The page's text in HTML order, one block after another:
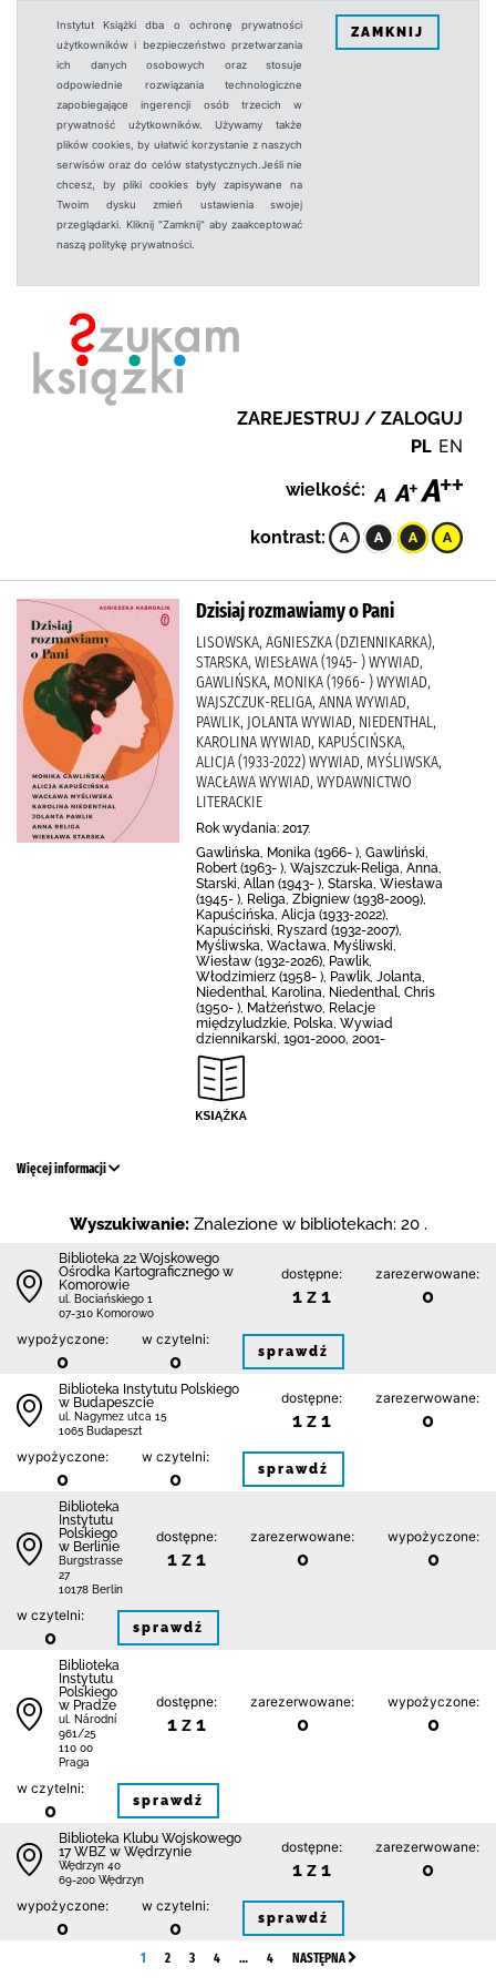
Instytut Książki dba o ochronę prywatności
użytkowników i bezpieczeństwo przetwarzania
ich danych osobowych oraz stosuje
odpowiednie rozwiązania technologiczne
zapobiegające ingerencji osób trzecich w
prywatność użytkowników. Używamy także
plików cookies, by ułatwić korzystanie z naszych
serwisów oraz do celów statystycznych.Jeśli nie
chcesz, by pliki cookies były zapisywane na
Twoim dysku zmień ustawienia swojej
przeglądarki. Kliknij "Zamknij" aby zaakceptować
naszą politykę prywatności.
ZAMKNIJ
ZAREJESTRUJ / ZALOGUJ
PL EN
wielkość:
kontrast:
Dzisiaj rozmawiamy o Pani
LISOWSKA, AGNIESZKA (DZIENNIKARKA),
STARSKA, WIESŁAWA (1945- ) WYWIAD,
GAWLIŃSKA, MONIKA (1966- ) WYWIAD,
WAJSZCZUK-RELIGA, ANNA WYWIAD,
PAWLIK, JOLANTA WYWIAD, NIEDENTHAL,
KAROLINA WYWIAD, KAPUŚCIŃSKA,
ALICJA (1933-2022) WYWIAD, MYŚLIWSKA,
WACŁAWA WYWIAD, WYDAWNICTWO
LITERACKIE
Rok wydania: 2017.
Gawlińska, Monika (1966- ), Gawliński,
Robert (1963- ), Wajszczuk-Religa, Anna,
Starski, Allan (1943- ), Starska, Wiesława
(1945- ), Religa, Zbigniew (1938-2009),
Kapuścińska, Alicja (1933-2022),
Kapuściński, Ryszard (1932-2007),
Myśliwska, Wacława, Myśliwski,
Wiesław (1932-2026), Pawlik,
Włodzimierz (1958- ), Pawlik, Jolanta,
Niedenthal, Karolina, Niedenthal, Chris
(1950- ), Małżeństwo, Relacje
międzyludzkie, Polska, Wywiad
dziennikarski, 1901-2000, 2001-
Więcej informacji
Wyszukiwanie: Znalezione w bibliotekach: 20 .
Biblioteka 22 Wojskowego
Ośrodka Kartograficznego w
Komorowie
ul. Bociańskiego 1
07-310 Komorowo
dostępne:
1 z 1
zarezerwowane:
0
wypożyczone:
0
w czytelni:
0 sprawdź
Biblioteka Instytutu Polskiego
w Budapeszcie
ul. Nagymez utca 15
1065 Budapeszt
dostępne:
1 z 1
zarezerwowane:
0
wypożyczone:
0
w czytelni:
0 sprawdź
Biblioteka
Instytutu
Polskiego
w Berlinie
Burgstrasse
27
10178 Berlin
dostępne:
1 z 1
zarezerwowane:
0
wypożyczone:
0
w czytelni:
0 sprawdź
Biblioteka
Instytutu
Polskiego
w Pradze
ul. Národní
961/25
110 00
Praga
dostępne:
1 z 1
zarezerwowane:
0
wypożyczone:
0
w czytelni:
0 sprawdź
Biblioteka Klubu Wojskowego
17 WBZ w Wędrzynie
Wędrzyn 40
69-200 Wędrzyn
dostępne:
1 z 1
zarezerwowane:
0
wypożyczone:
0
w czytelni:
0 sprawdź
1 2 3 4 … 4 NASTĘPNA